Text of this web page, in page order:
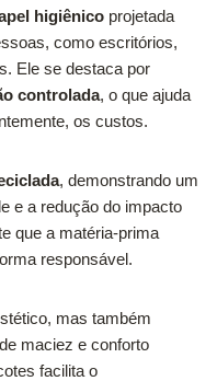
higiênico projetada
como escritórios,
Ele se destaca por
controlada, o que ajuda
os custos.
, demonstrando um
e a redução do impacto
que a matéria-prima
responsável.
mas também
maciez e conforto
facilita o